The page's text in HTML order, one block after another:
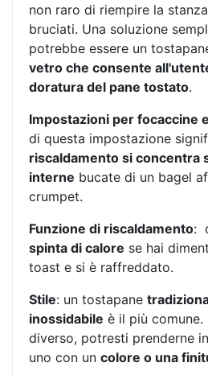
non raro di riempire la
bruciati. Una soluzione
potrebbe essere un
vetro che consente
doratura del pane tostato.
Impostazioni per focaccine
di questa impostazione
riscaldamento si concentra
interne bucate di un bagel
crumpet.
Funzione di riscaldamento:
spinta di calore se hai
toast e si è raffreddato.
Stile: un tostapane
inossidabile è il più
diverso, potresti prenderne
uno con un colore o una